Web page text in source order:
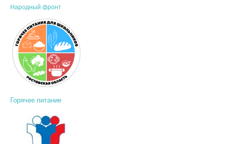
Народный фронт
Горячее питание